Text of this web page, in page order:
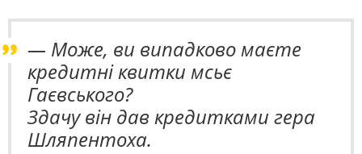
— Може, ви випадково маєте
кредитні квитки мсьє
Гаєвського?
Здачу він дав кредитками гера
Шляпентоха.